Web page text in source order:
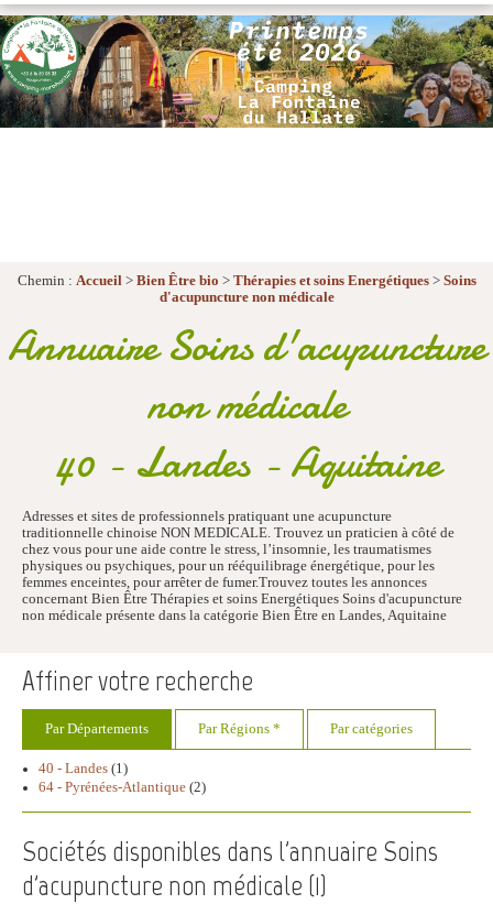
Chemin : Accueil> Bien Être bio > Thérapies et soins Energétiques > Soins
d'acupuncture non médicale
Annuaire Soins d'acupuncture
non médicale
40 - Landes - Aquitaine
Adresses et sites de professionnels pratiquant une acupuncture
traditionnelle chinoise NON MEDICALE. Trouvez un praticien à côté de
chez vous pour une aide contre le stress, l’insomnie, les traumatismes
physiques ou psychiques, pour un rééquilibrage énergétique, pour les
femmes enceintes, pour arrêter de fumer.Trouvez toutes les annonces
concernant Bien Être Thérapies et soins Energétiques Soins d'acupuncture
non médicale présente dans la catégorie Bien Être en Landes, Aquitaine
Affiner votre recherche
Par Départements Par Régions * Par catégories
40 - Landes (1)
64 - Pyrénées-Atlantique (2)
Sociétés disponibles dans l'annuaire Soins
d'acupuncture non médicale (1)